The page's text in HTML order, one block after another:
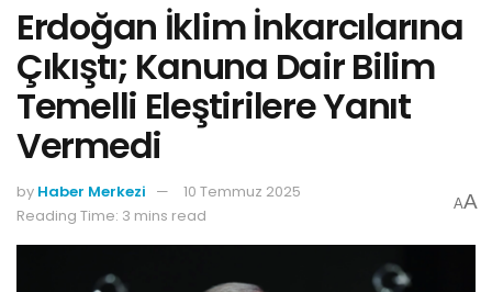
Erdoğan İklim İnkarcılarına
Çıkıştı; Kanuna Dair Bilim
Temelli Eleştirilere Yanıt
Vermedi
by Haber Merkezi
10 Temmuz 2025
Reading Time: 3 mins read
AA